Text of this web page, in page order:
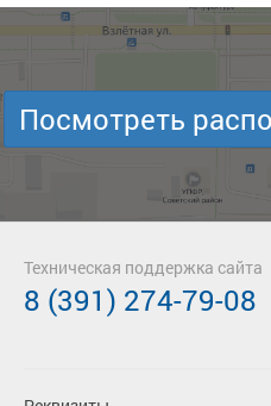
Посмотреть
Техническая поддержка сайта
8 (391) 274-79-08